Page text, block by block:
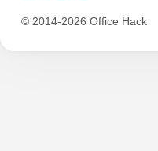
© 2014-2026 Office Hack